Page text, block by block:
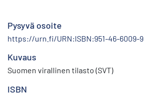
Pysyvä osoite
https://urn.fi/URN:ISBN:951-46-6009-9
Kuvaus
Suomen virallinen tilasto (SVT)
ISBN